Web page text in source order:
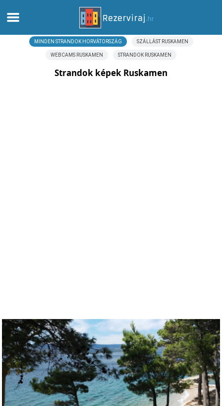
Otthon
Apartmanok
MINDEN STRANDOK HORVÁTORSZÁG SZÁLLÁST RUSKAMEN
WEBCAMS RUSKAMEN STRANDOK RUSKAMEN
Strandok képek Ruskamen